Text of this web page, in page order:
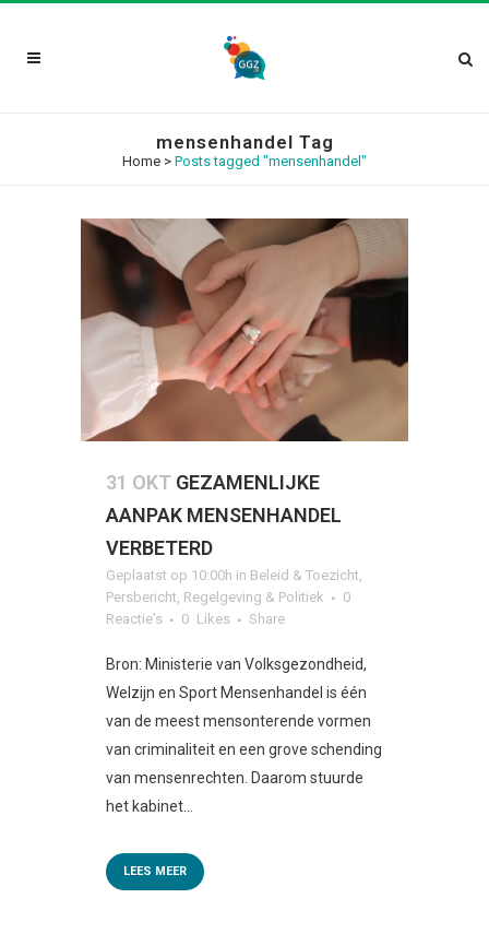
mensenhandel Tag
Home > Posts tagged "mensenhandel"
31 OKT GEZAMENLIJKE
AANPAK MENSENHANDEL
VERBETERD
Geplaatst op 10:00h in Beleid & Toezicht,
Persbericht, Regelgeving & Politiek
0
Reactie's
0 Likes Share
Bron: Ministerie van Volksgezondheid,
Welzijn en Sport Mensenhandel is één
van de meest mensonterende vormen
van criminaliteit en een grove schending
van mensenrechten. Daarom stuurde
het kabinet...
LEES MEER